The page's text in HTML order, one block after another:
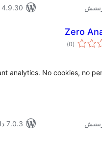
4.9.30 دا سىنالغان
Zero
(0 ئومۇمىي
دەرىجە
)
analytics. No cookies, no
7.0.3 دا سىنالغان